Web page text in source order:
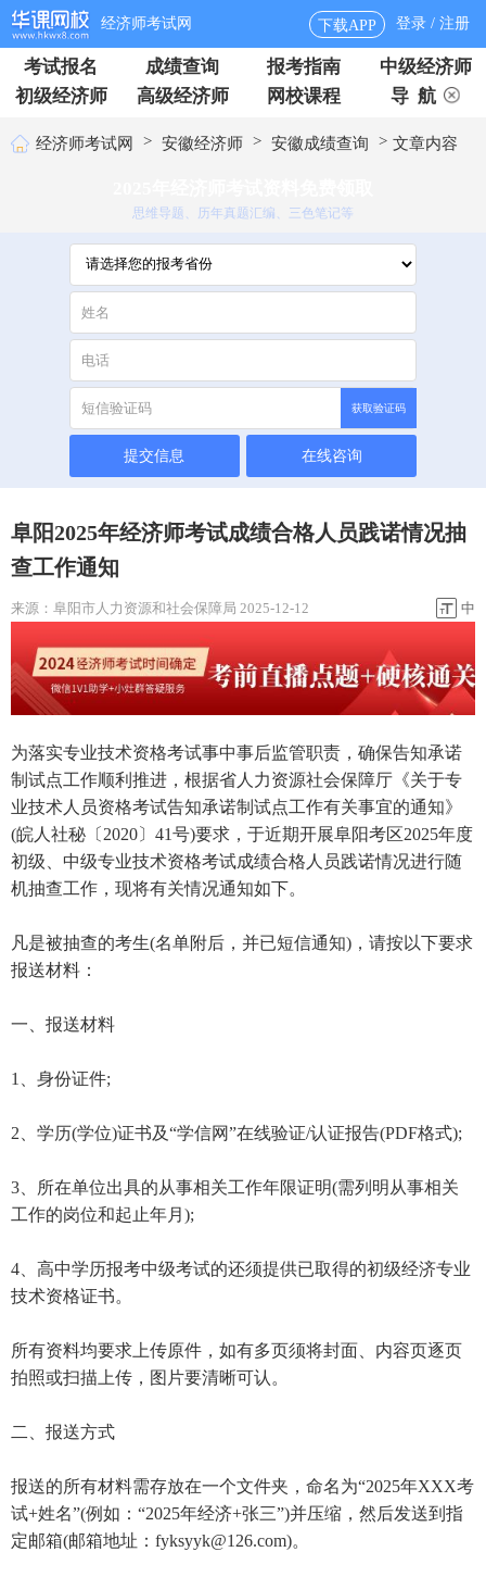
经济师考试网 下载APP 登录 / 注册
考试报名 成绩查询 报考指南
中级经济师
初级经济师
高级经济师 网校课程 导 航
经济师考试网 > 安徽经济师 > 安徽成绩查询 > 文章内容
思维导题、历年真题汇编、三色笔记等
获取验证码
提交信息 在线咨询
阜阳2025年经济师考试成绩合格人员践诺情况抽
查工作通知
来源： 阜阳市人力资源和社会保障局 2025-12-12 中
为落实专业技术资格考试事中事后监管职责，确保告知承诺
制试点工作顺利推进，根据省人力资源社会保障厅《关于专
业技术人员资格考试告知承诺制试点工作有关事宜的通知》
(皖人社秘〔2020〕41号)要求，于近期开展阜阳考区2025年度
初级、中级专业技术资格考试成绩合格人员践诺情况进行随
机抽查工作，现将有关情况通知如下。
凡是被抽查的考生(名单附后，并已短信通知)，请按以下要求
报送材料：
一、报送材料
1、身份证件;
2、学历(学位)证书及“学信网”在线验证/认证报告(PDF格式);
3、所在单位出具的从事相关工作年限证明(需列明从事相关
工作的岗位和起止年月);
4、高中学历报考中级考试的还须提供已取得的初级经济专业
技术资格证书。
所有资料均要求上传原件，如有多页须将封面、内容页逐页
拍照或扫描上传，图片要清晰可认。
二、报送方式
报送的所有材料需存放在一个文件夹，命名为“2025年XXX考
试+姓名”(例如：“2025年经济+张三”)并压缩，然后发送到指
定邮箱(邮箱地址：fyksyyk@126.com)。